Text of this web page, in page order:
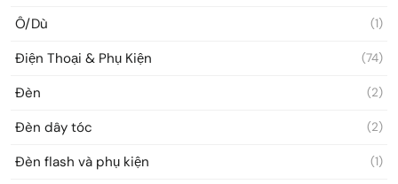
Ô/Dù (1)
Điện Thoại & Phụ Kiện (74)
Đèn (2)
Đèn dây tóc (2)
Đèn flash và phụ kiện (1)